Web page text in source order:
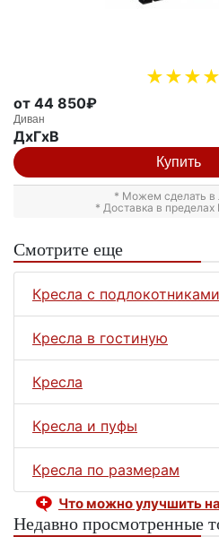
от 44 850₽
Диван
ДxГxВ
Купить
* Можем сделать в
* Доставка в
Смотрите еще
Кресла с подлокотниками
Кресла в гостиную
Кресла
Кресла и пуфы
Кресла по размерам
Что можно улучшить
Недавно просмотренные